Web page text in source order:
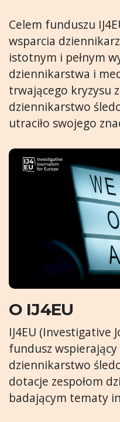
Celem funduszu
wsparcia
istotnym i pełnym
dziennikarstwa i
trwającego kryzysu
dziennikarstwo
utraciło swojego
O IJ4EU
IJ4EU (Investigative
fundusz
dziennikarstwo
dotacje zespołom
badającym tematy